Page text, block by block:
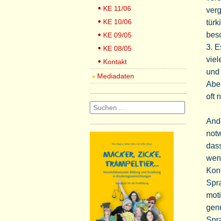
3.
oft
KE 11/06
KE 10/06
KE 09/05
KE 08/05
Kontakt
Mediadaten